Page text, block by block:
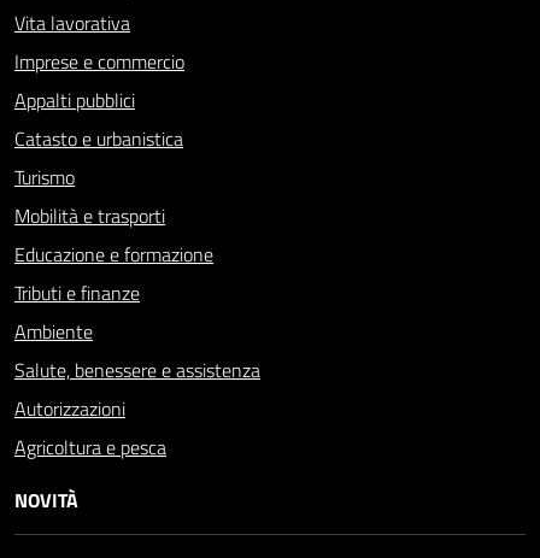
Vita lavorativa
Imprese e commercio
Appalti pubblici
Catasto e urbanistica
Turismo
Mobilità e trasporti
Educazione e formazione
Tributi e finanze
Ambiente
Salute, benessere e assistenza
Autorizzazioni
Agricoltura e pesca
NOVITÀ